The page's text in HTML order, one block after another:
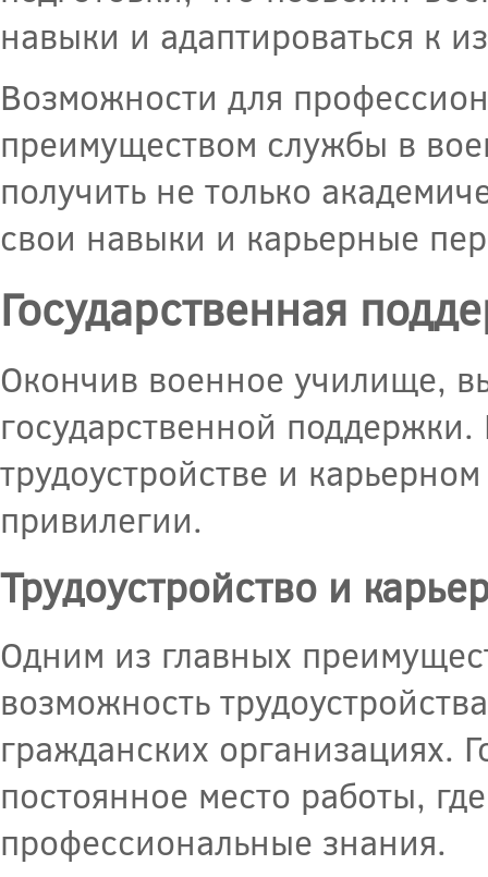
навыки и адаптироваться к
Возможности для
преимуществом службы в
получить не только
свои навыки и карьерные
Государственная
Окончив военное училище,
государственной
трудоустройстве и
привилегии.
Трудоустройство и
Одним из главных
возможность
гражданских организациях.
постоянное место работы,
профессиональные знания.